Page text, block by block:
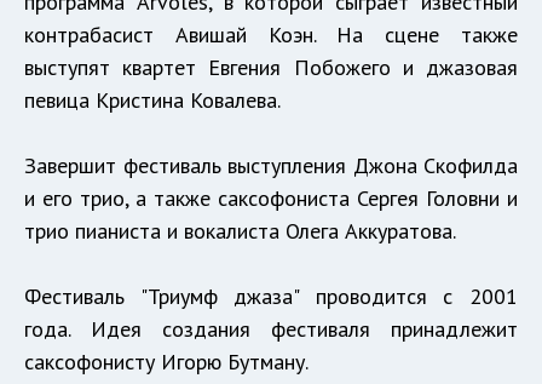
контрабасист Авишай Коэн. На сцене также
выступят квартет Евгения Побожего и джазовая
певица Кристина Ковалева.
Завершит фестиваль выступления Джона Скофилда
и его трио, а также саксофониста Сергея Головни и
трио пианиста и вокалиста Олега Аккуратова.
Фестиваль "Триумф джаза" проводится с 2001
года. Идея создания фестиваля принадлежит
саксофонисту Игорю Бутману.